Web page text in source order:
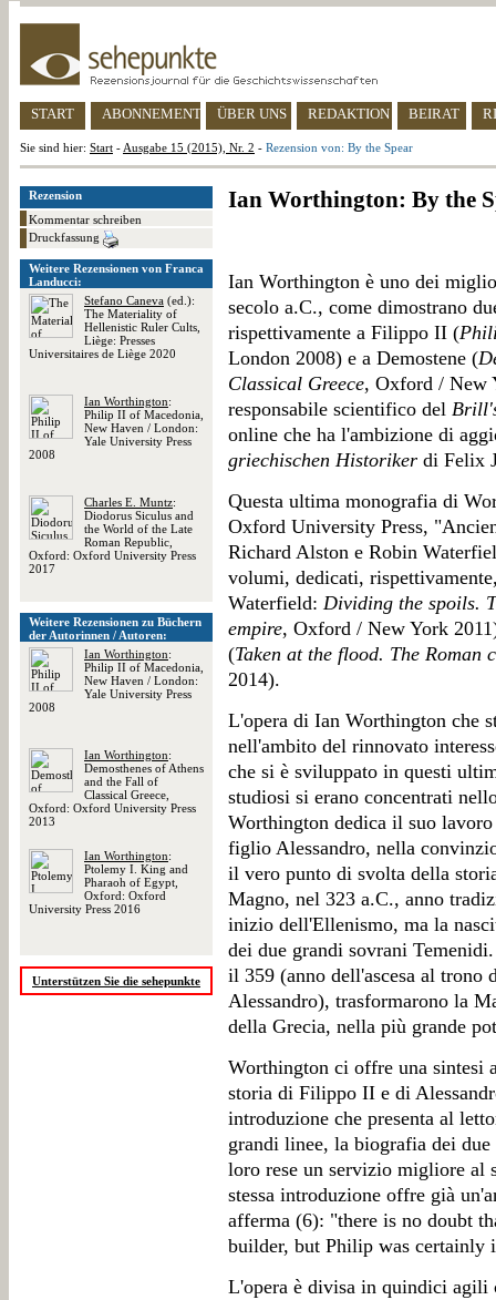
START ABONNEMENT ÜBER UNS REDAKTION BEIRAT
Sie sind hier: Start - Ausgabe 15 (2015), Nr. 2 - Rezension von: By the Spear
Rezension
Kommentar schreiben
Druckfassung
Weitere Rezensionen von Franca
Landucci:
Stefano Caneva (ed.):
The Materiality of
Hellenistic Ruler Cults,
Liège: Presses
Universitaires de Liège 2020
Ian Worthington:
Philip II of Macedonia,
New Haven / London:
Yale University Press
2008
Charles E. Muntz:
Diodorus Siculus and
the World of the Late
Roman Republic,
Oxford: Oxford University Press
2017
Weitere Rezensionen zu Büchern
der Autorinnen / Autoren:
Ian Worthington:
Philip II of Macedonia,
New Haven / London:
Yale University Press
2008
Ian Worthington:
Demosthenes of Athens
and the Fall of
Classical Greece,
Oxford: Oxford University Press
2013
Ian Worthington:
Ptolemy I. King and
Pharaoh of Egypt,
Oxford: Oxford
University Press 2016
Unterstützen Sie die sehepunkte
Ian Worthington: By the
Ian Worthington è uno dei
secolo a.C., come dimostrano
rispettivamente a Filippo II (
London 2008) e a Demostene (
Classical Greece, Oxford / New
responsabile scientifico del
online che ha l'ambizione di
griechischen Historiker di Felix
Questa ultima monografia di
Oxford University Press,
Richard Alston e Robin
volumi, dedicati,
Waterfield: Dividing the spoils.
empire, Oxford / New York
(Taken at the flood. The Roman
2014).
L'opera di Ian Worthington che
nell'ambito del rinnovato
che si è sviluppato in questi
studiosi si erano concentrati
Worthington dedica il suo
figlio Alessandro, nella
il vero punto di svolta della
Magno, nel 323 a.C., anno
inizio dell'Ellenismo, ma la
dei due grandi sovrani
il 359 (anno dell'ascesa al
Alessandro), trasformarono la
della Grecia, nella più grande
Worthington ci offre una sintesi
storia di Filippo II e di
introduzione che presenta al
grandi linee, la biografia dei
loro rese un servizio migliore al
stessa introduzione offre già
afferma (6): "there is no doubt
builder, but Philip was certainly
L'opera è divisa in quindici